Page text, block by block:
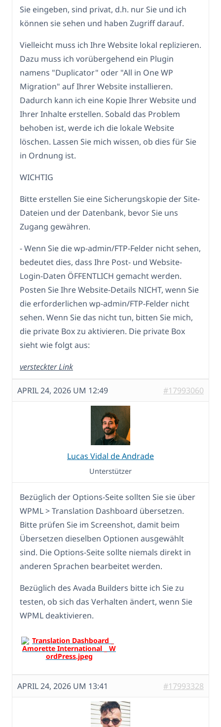
Sie eingeben, sind privat, d.h. nur Sie und ich
können sie sehen und haben Zugriff darauf.
Vielleicht muss ich Ihre Website lokal replizieren.
Dazu muss ich vorübergehend ein Plugin
namens "Duplicator" oder "All in One WP
Migration" auf Ihrer Website installieren.
Dadurch kann ich eine Kopie Ihrer Website und
Ihrer Inhalte erstellen. Sobald das Problem
behoben ist, werde ich die lokale Website
löschen. Lassen Sie mich wissen, ob dies für Sie
in Ordnung ist.
WICHTIG
Bitte erstellen Sie eine Sicherungskopie der Site-
Dateien und der Datenbank, bevor Sie uns
Zugang gewähren.
- Wenn Sie die wp-admin/FTP-Felder nicht sehen,
bedeutet dies, dass Ihre Post- und Website-
Login-Daten ÖFFENTLICH gemacht werden.
Posten Sie Ihre Website-Details NICHT, wenn Sie
die erforderlichen wp-admin/FTP-Felder nicht
sehen. Wenn Sie das nicht tun, bitten Sie mich,
die private Box zu aktivieren. Die private Box
sieht wie folgt aus:
versteckter Link
APRIL 24, 2026 UM 12:49 #17993060
Lucas Vidal de Andrade
Unterstützer
Bezüglich der Options-Seite sollten Sie sie über
WPML > Translation Dashboard übersetzen.
Bitte prüfen Sie im Screenshot, damit beim
Übersetzen dieselben Optionen ausgewählt
sind. Die Options-Seite sollte niemals direkt in
anderen Sprachen bearbeitet werden.
Bezüglich des Avada Builders bitte ich Sie zu
testen, ob sich das Verhalten ändert, wenn Sie
WPML deaktivieren.
APRIL 24, 2026 UM 13:41 #17993328